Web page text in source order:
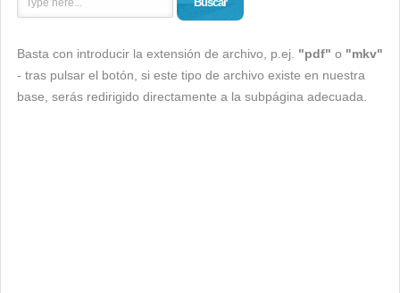
Basta con introducir la extensión de archivo, p.ej. "pdf" o "mkv"
- tras pulsar el botón, si este tipo de archivo existe en nuestra
base, serás redirigido directamente a la subpágina adecuada.